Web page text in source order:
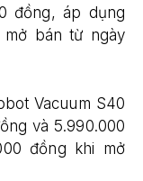
đồng, áp dụng
mở bán từ ngày
Vacuum S40
và 5.990.000
đồng khi mở